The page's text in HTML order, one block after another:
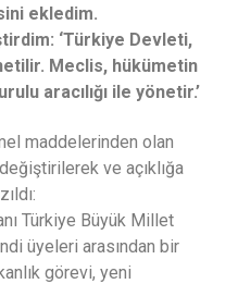
ekledim.
‘Türkiye Devleti,
Meclis, hükümetin
aracılığı ile yönetir.’
maddelerinden olan
ve açıklığa
Türkiye Büyük Millet
üyeleri arasından bir
görevi, yeni